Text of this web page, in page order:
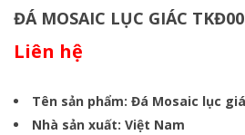
ĐÁ MOSAIC LỤC GIÁC
Liên hệ
Tên sản phẩm: Đá Mosaic lục
Nhà sản xuất: Việt Nam